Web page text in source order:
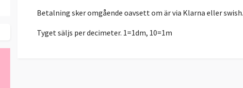
Betalning sker omgående oavsett om är via Klarna eller swish.
Tyget säljs per decimeter. 1=1dm, 10=1m